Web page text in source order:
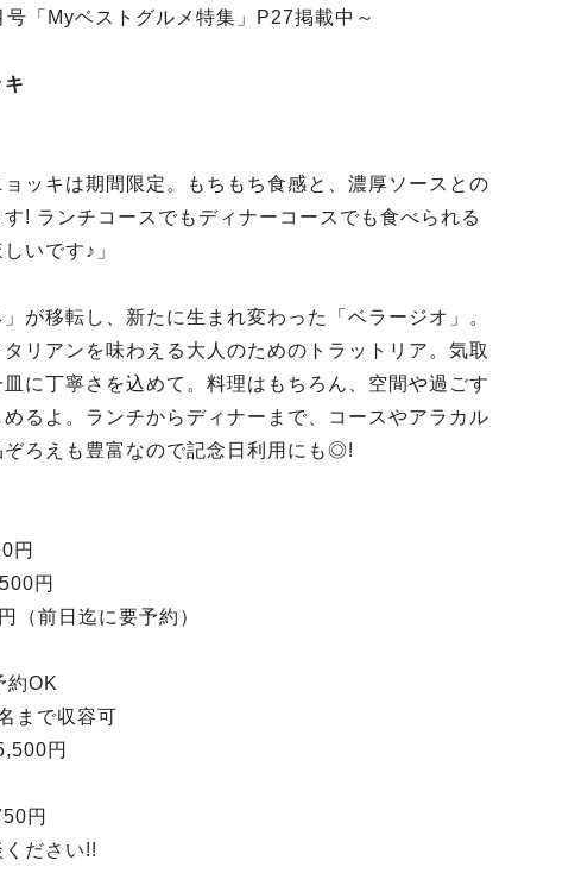
「Myベストグルメ特集」P27掲載中～
ッキは期間限定。もちもち食感と、濃厚ソースとの
! ランチコースでもディナーコースでも食べられる
いです♪」
が移転し、新たに生まれ変わった「ベラージオ」。
リアンを味わえる大人のためのトラットリア。気取
に丁寧さを込めて。料理はもちろん、空間や過ごす
るよ。ランチからディナーまで、コースやアラカル
ぞろえも豊富なので記念日利用にも◎!
円
円
前日迄に要予約）
約OK
まで収容可
円
円
ださい!!